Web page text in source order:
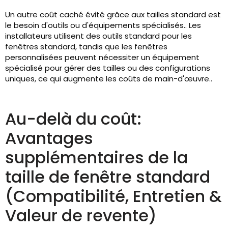
Un autre coût caché évité grâce aux tailles standard est
le besoin d'outils ou d'équipements spécialisés.. Les
installateurs utilisent des outils standard pour les
fenêtres standard, tandis que les fenêtres
personnalisées peuvent nécessiter un équipement
spécialisé pour gérer des tailles ou des configurations
uniques, ce qui augmente les coûts de main-d'œuvre..
Au-delà du coût:
Avantages
supplémentaires de la
taille de fenêtre standard
(Compatibilité, Entretien &
Valeur de revente)